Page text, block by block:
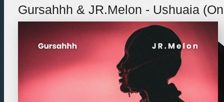
Gursahhh & JR.Melon - Ushuaia